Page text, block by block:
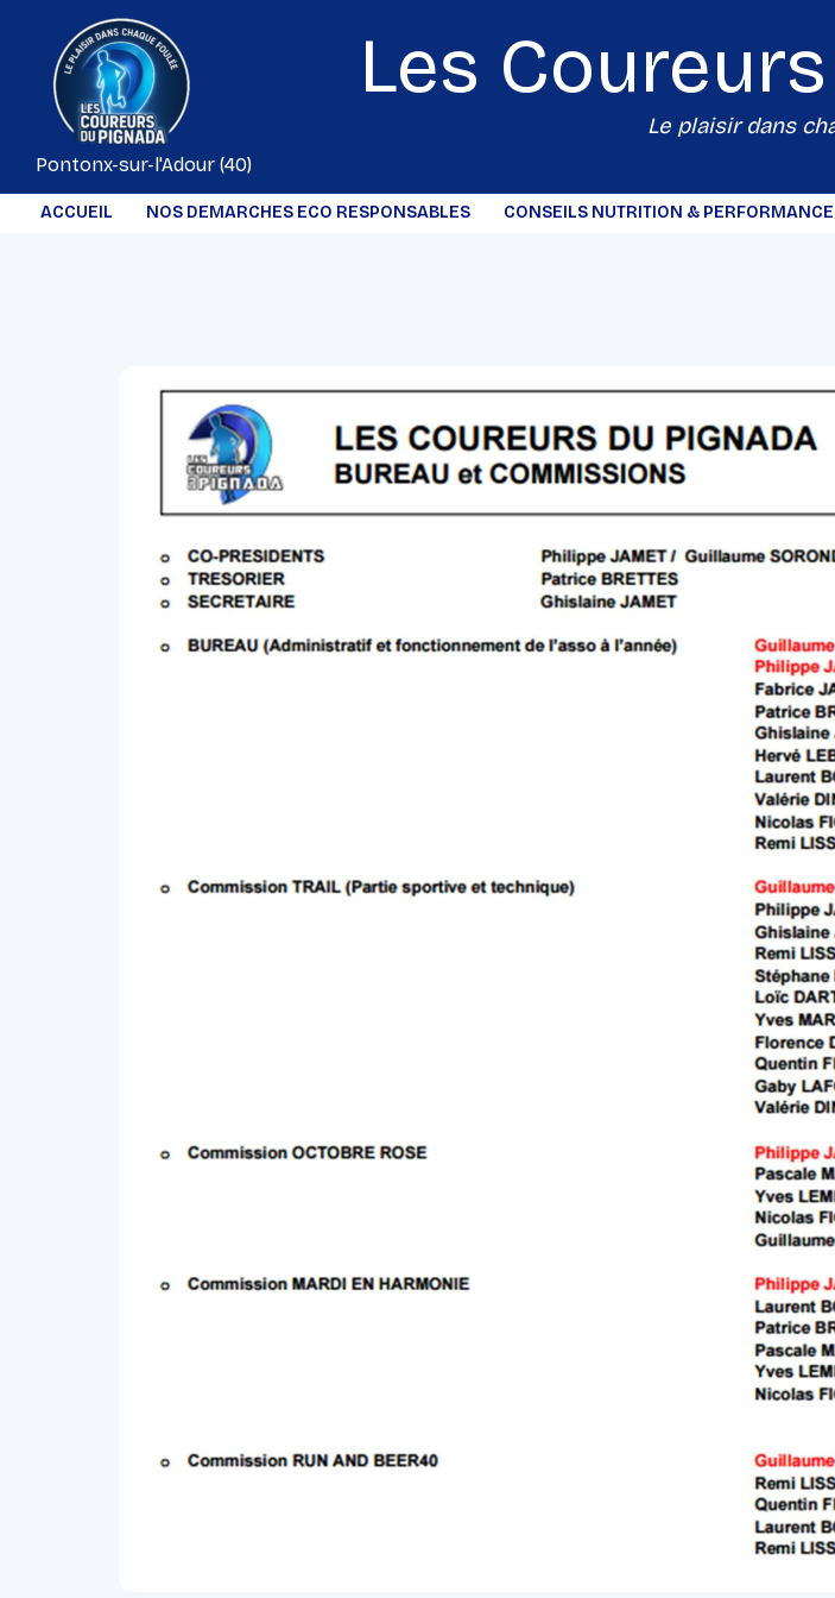
contenu
Pontonx-sur-l'Adour (40)
Les
Le plaisir dans
ACCUEIL NOS DEMARCHES ECO RESPONSABLES CONSEILS NUTRITION & PERFORMANCE